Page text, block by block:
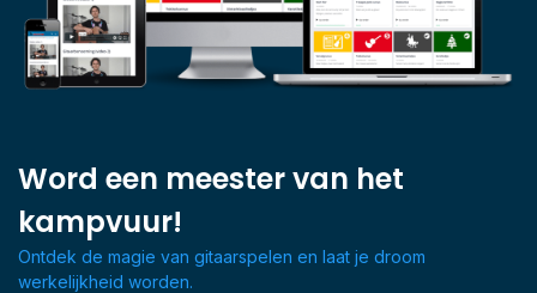
Word een meester van het
kampvuur!
Ontdek de magie van gitaarspelen en laat je droom
werkelijkheid worden.